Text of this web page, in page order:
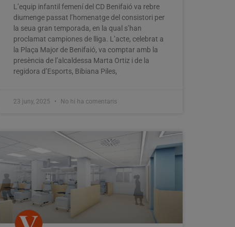
L’equip infantil femení del CD Benifaió va rebre
diumenge passat l’homenatge del consistori per
la seua gran temporada, en la qual s’han
proclamat campiones de lliga. L’acte, celebrat a
la Plaça Major de Benifaió, va comptar amb la
presència de l’alcaldessa Marta Ortiz i de la
regidora d’Esports, Bibiana Piles,
23 juny, 2025 No hi ha comentaris